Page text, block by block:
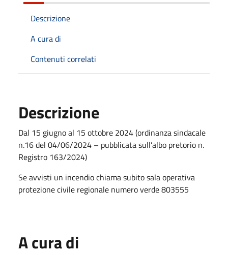
Descrizione
A cura di
Contenuti correlati
Descrizione
Dal 15 giugno al 15 ottobre 2024 (ordinanza sindacale
n.16 del 04/06/2024 – pubblicata sull’albo pretorio n.
Registro 163/2024)
Se avvisti un incendio chiama subito sala operativa
protezione civile regionale numero verde 803555
A cura di